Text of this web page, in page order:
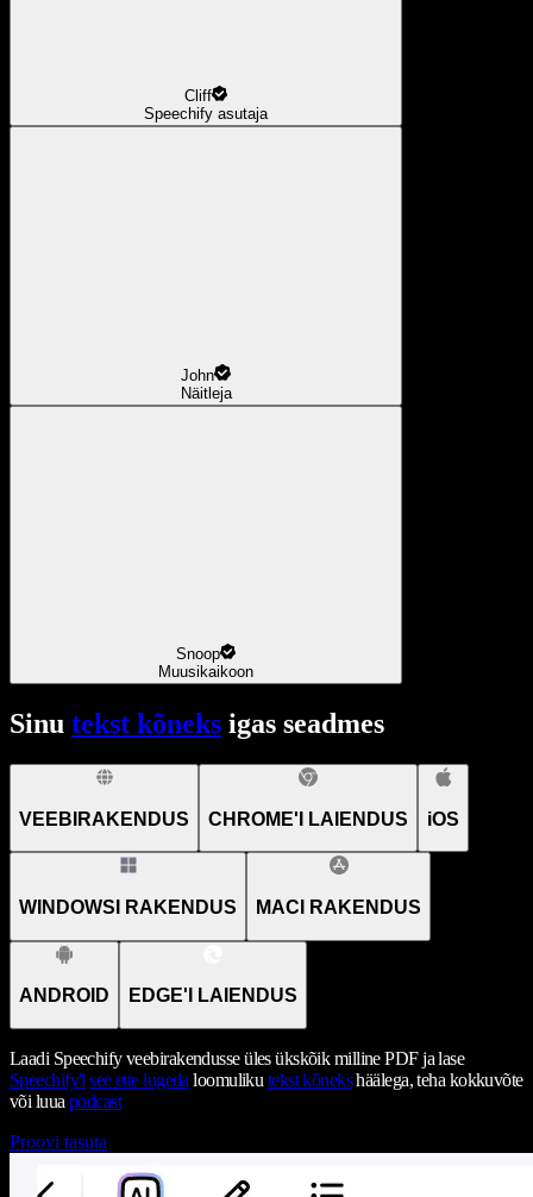
Cliff
Speechify asutaja
John
Näitleja
Snoop
Muusikaikoon
Sinu tekst kõneks igas seadmes
VEEBIRAKENDUS CHROME'I LAIENDUS iOS
WINDOWSI RAKENDUS MACI RAKENDUS
ANDROID EDGE'I LAIENDUS
Laadi Speechify veebirakendusse üles ükskõik milline PDF ja lase
Speechify'l see ette lugeda loomuliku tekst kõnekshäälega, teha kokkuvõte
või luua podcast
Proovi tasuta